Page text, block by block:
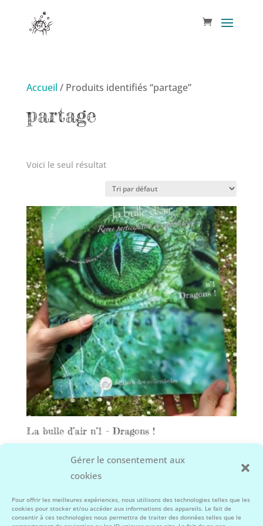
Gérer le consentement aux
cookies
Pour offrir les meilleures expériences, nous utilisons des technologies telles que les
cookies pour stocker et/ou accéder aux informations des appareils. Le fait de
consentir à ces technologies nous permettra de traiter des données telles que le
Accueil / Produits identifiés “partage”
partage
Voici le seul résultat
La bulle d’air n°1 – Dragons !
Facebook
Instagram